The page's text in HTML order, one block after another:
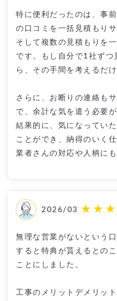
特に便利だったのは、事
の口コミを一括見積もり
そして複数の見積もりを
です。もし自分で1社ずつ
ら、その手間を考えるだ
さらに、お断りの連絡も
で、余計な気を遣う必要
結果的に、気になってい
ことができ、納得のいく
業者さんの対応や人柄に
2026/03
無理な営業がないという
すると特典が貰えるとの
ことにしました。
工事のメリットデメリッ